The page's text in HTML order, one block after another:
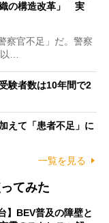
の構造改革」 実
察官不足」だ。警察
以…
験者数は10年間で2
えて「患者不足」に
一覧を見る
てみた
】BEV普及の障壁と